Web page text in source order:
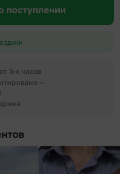
поступлении
3-х часов
—